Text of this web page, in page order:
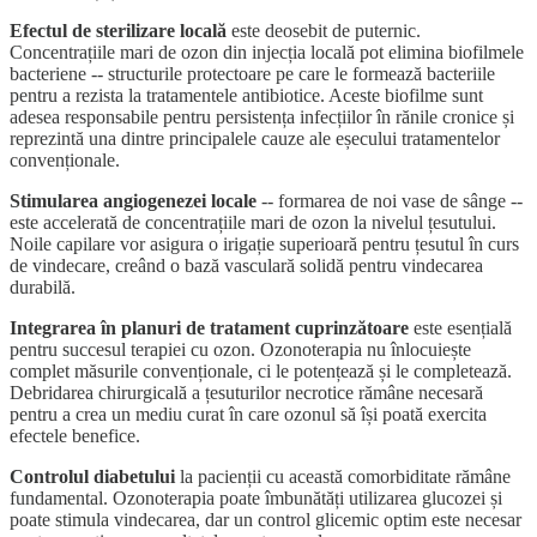
Efectul de sterilizare locală este deosebit de puternic.
Concentrațiile mari de ozon din injecția locală pot elimina biofilmele
bacteriene -- structurile protectoare pe care le formează bacteriile
pentru a rezista la tratamentele antibiotice. Aceste biofilme sunt
adesea responsabile pentru persistența infecțiilor în rănile cronice și
reprezintă una dintre principalele cauze ale eșecului tratamentelor
convenționale.
Stimularea angiogenezei locale -- formarea de noi vase de sânge --
este accelerată de concentrațiile mari de ozon la nivelul țesutului.
Noile capilare vor asigura o irigație superioară pentru țesutul în curs
de vindecare, creând o bază vasculară solidă pentru vindecarea
durabilă.
Integrarea în planuri de tratament cuprinzătoare este esențială
pentru succesul terapiei cu ozon. Ozonoterapia nu înlocuiește
complet măsurile convenționale, ci le potențează și le completează.
Debridarea chirurgicală a țesuturilor necrotice rămâne necesară
pentru a crea un mediu curat în care ozonul să își poată exercita
efectele benefice.
Controlul diabetului la pacienții cu această comorbiditate rămâne
fundamental. Ozonoterapia poate îmbunătăți utilizarea glucozei și
poate stimula vindecarea, dar un control glicemic optim este necesar